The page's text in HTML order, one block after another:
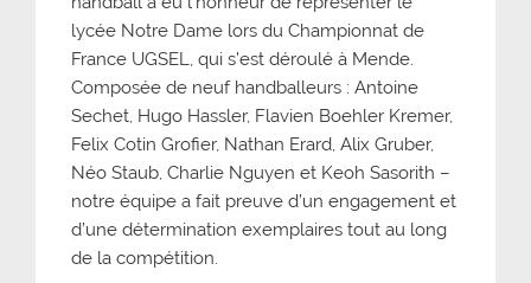
lycée Notre Dame lors du Championnat de
France UGSEL, qui s’est déroulé à Mende.
Composée de neuf handballeurs : Antoine
Sechet, Hugo Hassler, Flavien Boehler Kremer,
Felix Cotin Grofier, Nathan Erard, Alix Gruber,
Néo Staub, Charlie Nguyen et Keoh Sasorith –
notre équipe a fait preuve d’un engagement et
d’une détermination exemplaires tout au long
de la compétition.